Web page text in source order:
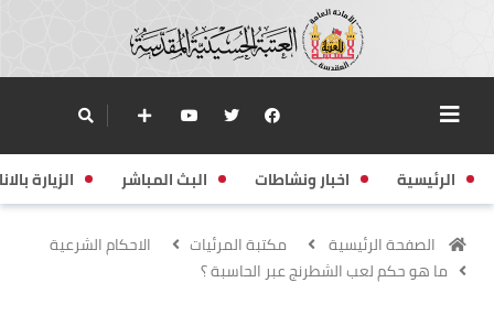
الرئيسية اخبار ونشاطات البث المباشر الزيارة
الصفحة الرئيسية مكتبة المرئيات
الاحكام الشرعية
ما هو حكم لعب الشطرنج عبر الحاسبة ؟